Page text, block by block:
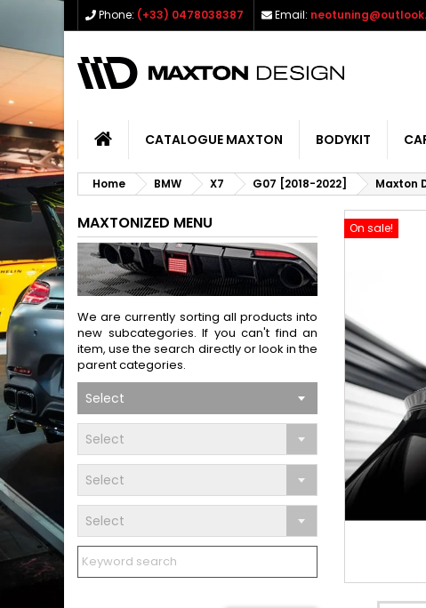
Phone: (+33) 0478038387 Email:
CATALOGUE MAXTON BODYKIT
Home BMW X7 G07 [2018-2022] Maxton
MAXTONIZED MENU
We are currently sorting all products into
new subcategories. If you can't find an
item, use the search directly or look in the
parent categories.
Select
Select
Select
Select
On sale!